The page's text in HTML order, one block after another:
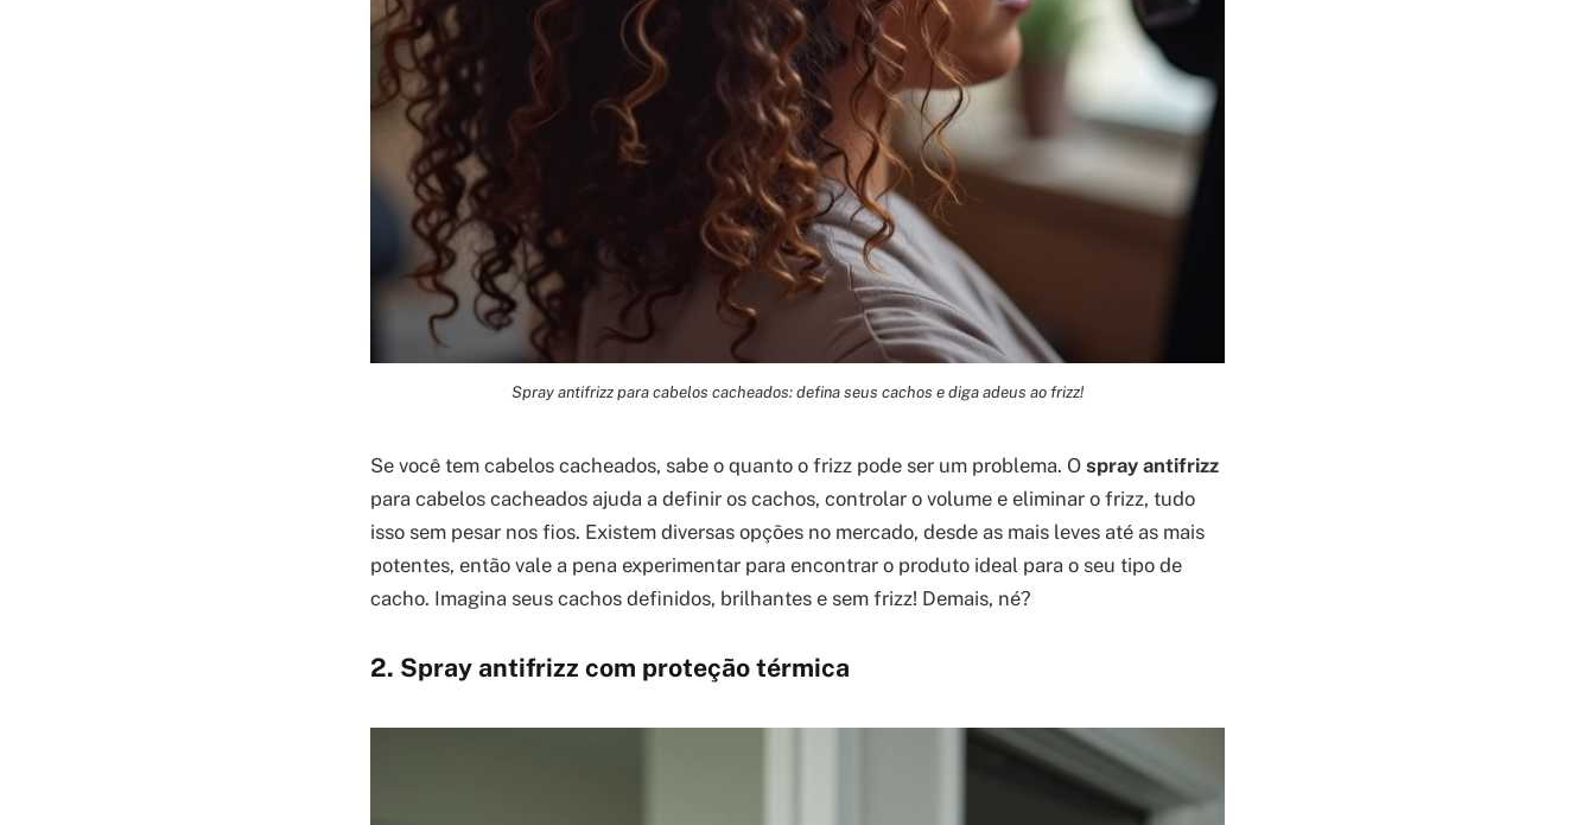
Spray antifrizz para cabelos cacheados: defina seus cachos e diga adeus ao frizz!
Se você tem cabelos cacheados, sabe o quanto o frizz pode ser um problema. O spray antifrizz
para cabelos cacheados ajuda a definir os cachos, controlar o volume e eliminar o frizz, tudo
isso sem pesar nos fios. Existem diversas opções no mercado, desde as mais leves até as mais
potentes, então vale a pena experimentar para encontrar o produto ideal para o seu tipo de
cacho. Imagina seus cachos definidos, brilhantes e sem frizz! Demais, né?
2. Spray antifrizz com proteção térmica